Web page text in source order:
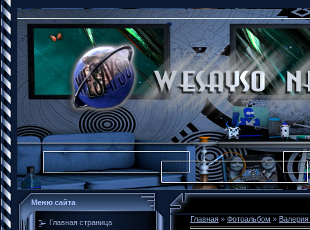
Меню сайта
Главная страница
Главная » Фотоальбом » Валерия